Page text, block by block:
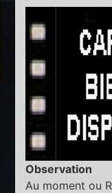
Observation
Au moment ou